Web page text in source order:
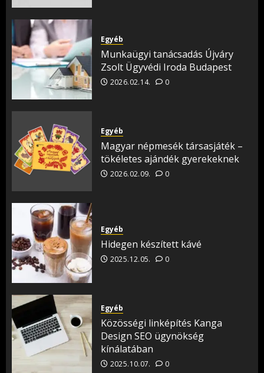
Egyéb
Munkaügyi tanácsadás Újváry
Zsolt Ügyvédi Iroda Budapest
2026.02.14. 0
Egyéb
Magyar népmesék társasjáték –
tökéletes ajándék gyerekeknek
2026.02.09. 0
Egyéb
Hidegen készített kávé
2025.12.05. 0
Egyéb
Közösségi linképítés Kanga
Design SEO ügynökség
kínálatában
2025.10.07. 0